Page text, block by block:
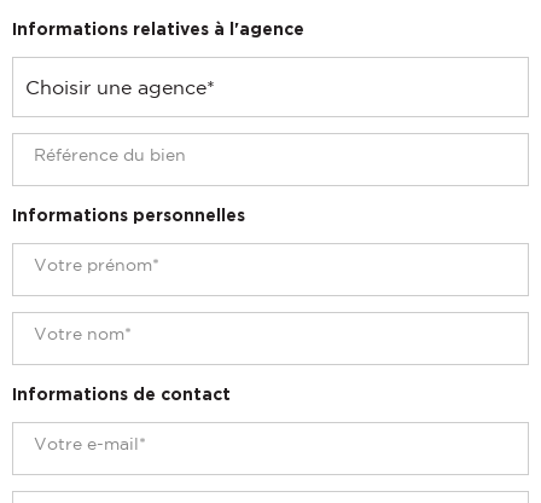
Informations relatives à l'agence
Informations personnelles
Informations de contact